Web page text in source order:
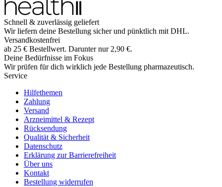
Schnell & zuverlässig geliefert
Wir liefern deine Bestellung sicher und pünktlich mit DHL.
Versandkostenfrei
ab 25 € Bestellwert. Darunter nur 2,90 €.
Deine Bedürfnisse im Fokus
Wir prüfen für dich wirklich jede Bestellung pharmazeutisch.
Service
Hilfethemen
Zahlung
Versand
Arzneimittel & Rezept
Rücksendung
Qualität & Sicherheit
Datenschutz
Erklärung zur Barrierefreiheit
Über uns
Kontakt
Bestellung widerrufen